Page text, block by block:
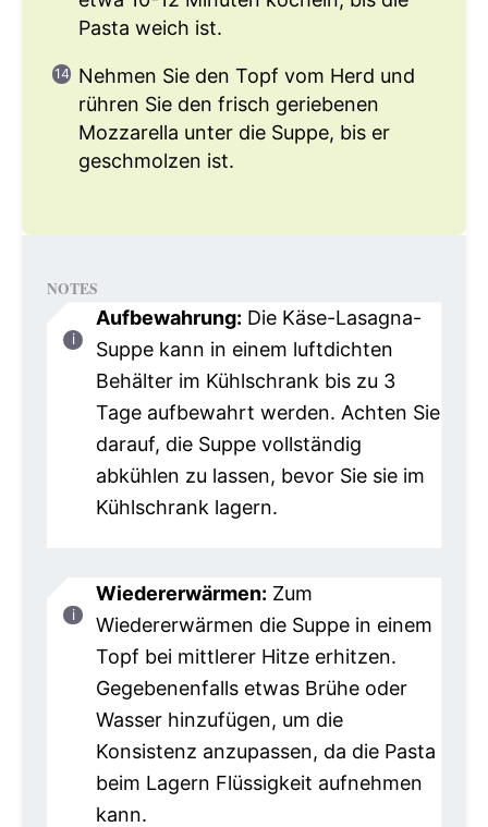
Pasta weich ist.
Nehmen Sie den Topf vom Herd und
rühren Sie den frisch geriebenen
Mozzarella unter die Suppe, bis er
geschmolzen ist.
NOTES
Aufbewahrung: Die Käse-Lasagna-
Suppe kann in einem luftdichten
Behälter im Kühlschrank bis zu 3
Tage aufbewahrt werden. Achten Sie
darauf, die Suppe vollständig
abkühlen zu lassen, bevor Sie sie im
Kühlschrank lagern.
Wiedererwärmen: Zum
Wiedererwärmen die Suppe in einem
Topf bei mittlerer Hitze erhitzen.
Gegebenenfalls etwas Brühe oder
Wasser hinzufügen, um die
Konsistenz anzupassen, da die Pasta
beim Lagern Flüssigkeit aufnehmen
kann.